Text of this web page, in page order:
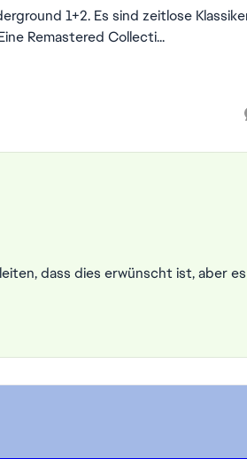
Remastered Collecti...
dass dies erwünscht ist, aber es